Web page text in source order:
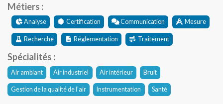
Métiers :
Analyse Certification Communication Mesure
Recherche Réglementation Traitement
Spécialités :
Air ambiant Air industriel Air intérieur Bruit
Gestion de la qualité de l’air Instrumentation Santé